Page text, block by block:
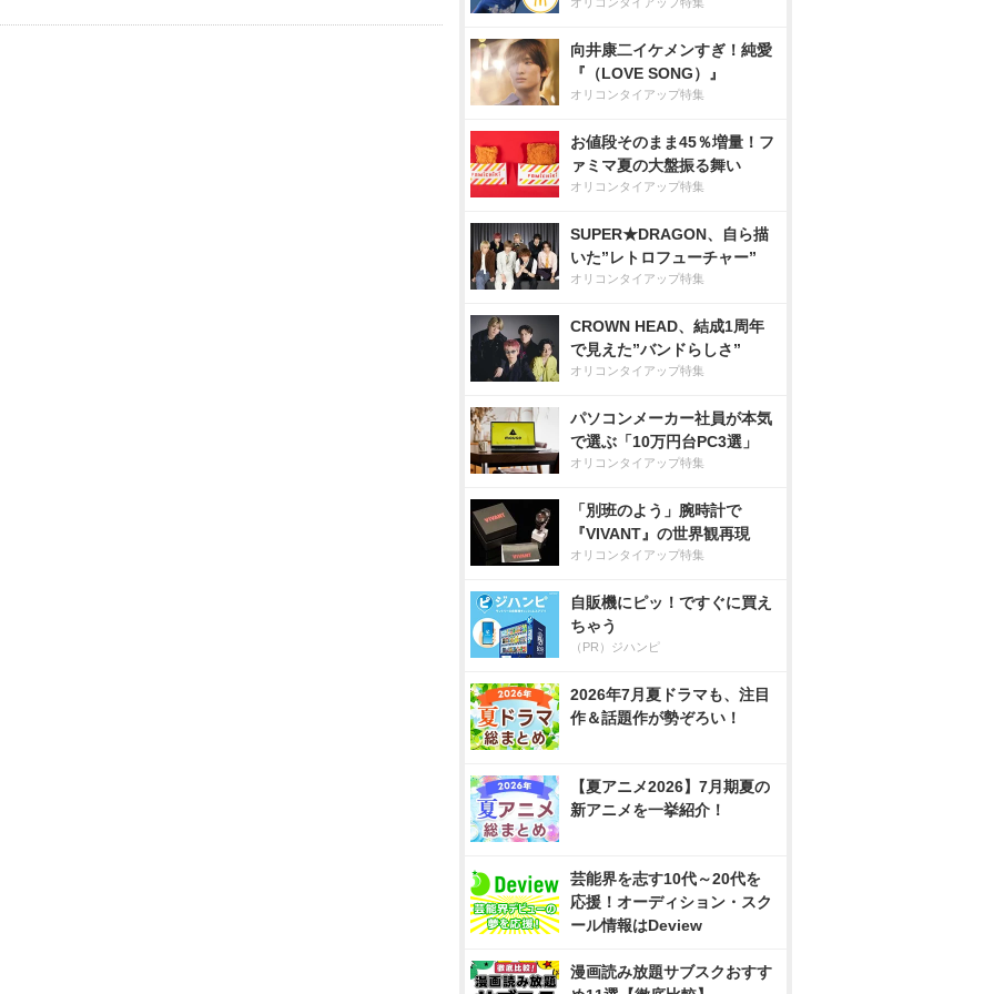
向井康二イケメンすぎ！純愛
『（LOVE SONG）』
オリコンタイアップ特集
お値段そのまま45％増量！フ
ァミマ夏の大盤振る舞い
オリコンタイアップ特集
SUPER★DRAGON、自ら描
いた”レトロフューチャー”
オリコンタイアップ特集
CROWN HEAD、結成1周年
で見えた”バンドらしさ”
オリコンタイアップ特集
パソコンメーカー社員が本気
で選ぶ「10万円台PC3選」
オリコンタイアップ特集
「別班のよう」腕時計で
『VIVANT』の世界観再現
オリコンタイアップ特集
自販機にピッ！ですぐに買え
ちゃう
（PR）ジハンピ
2026年7月夏ドラマも、注目
作＆話題作が勢ぞろい！
【夏アニメ2026】7月期夏の
新アニメを一挙紹介！
芸能界を志す10代～20代を
応援！オーディション・スク
ール情報はDeview
漫画読み放題サブスクおすす